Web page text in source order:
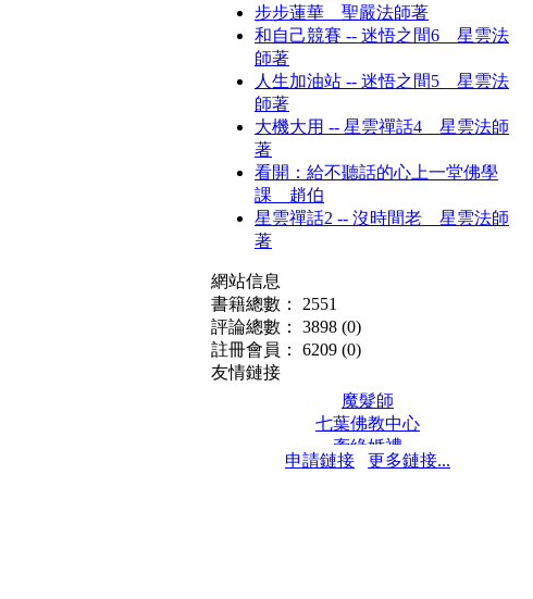
步步蓮華 聖嚴法師著
和自己競賽 -- 迷悟之間6 星雲法
師著
人生加油站 -- 迷悟之間5 星雲法
師著
大機大用 -- 星雲禪話4 星雲法師
著
看開：給不聽話的心上一堂佛學
課 趙伯
星雲禪話2 -- 沒時間老 星雲法師
著
網站信息
書籍總數： 2551
評論總數： 3898 (0)
註冊會員： 6209 (0)
友情鏈接
魔髮師
七葉佛教中心
牽緣婚禮
保髮堂
申請鏈接 更多鏈接...